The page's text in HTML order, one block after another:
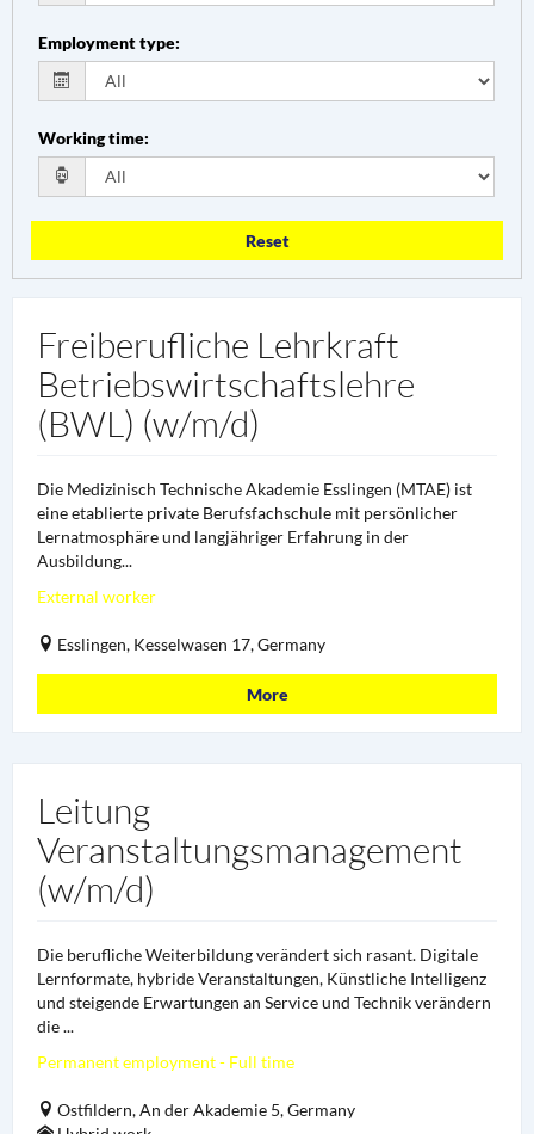
Employment type:
Working time:
Reset
Freiberufliche Lehrkraft
Betriebswirtschaftslehre
(BWL) (w/m/d)
Die Medizinisch Technische Akademie Esslingen (MTAE) ist
eine etablierte private Berufsfachschule mit persönlicher
Lernatmosphäre und langjähriger Erfahrung in der
Ausbildung...
External worker
Esslingen, Kesselwasen 17, Germany
More
Leitung
Veranstaltungsmanagement
(w/m/d)
Die berufliche Weiterbildung verändert sich rasant. Digitale
Lernformate, hybride Veranstaltungen, Künstliche Intelligenz
und steigende Erwartungen an Service und Technik verändern
die ...
Permanent employment - Full time
Ostfildern, An der Akademie 5, Germany